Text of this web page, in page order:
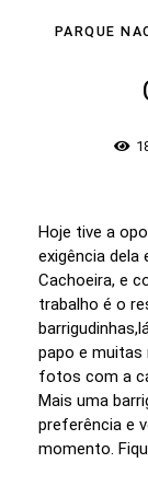
PARQUE
Hoje tive a
exigência
Cachoeira, e
trabalho é o
papo e muitas
fotos com a
Mais uma
preferência e
momento.